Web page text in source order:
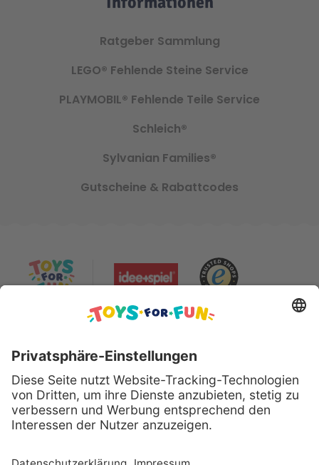
Ratgeber Sammlung
LEGO® Fehlende Steine Service
PLAYMOBIL® Fehlende Teile Service
Schleich®
Sylvanian Families®
Gutscheine & Rabattcodes
Alle genannten Produkte und Logos sind